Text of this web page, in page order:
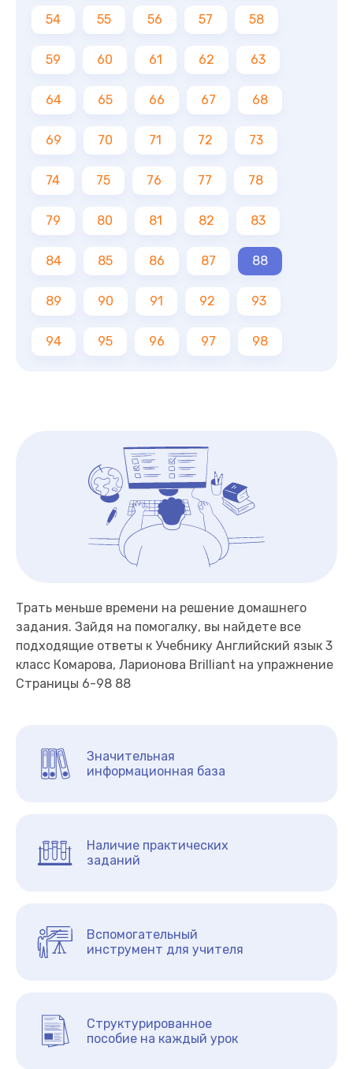
54 55 56 57 58
59 60 61 62 63
64 65 66 67 68
69 70 71 72 73
74 75 76 77 78
79 80 81 82 83
84 85 86 87 88
89 90 91 92 93
94 95 96 97 98
Трать меньше времени на решение домашнего
задания. Зайдя на помогалку, вы найдете все
подходящие ответы к Учебнику Английский язык 3
класс Комарова, Ларионова Brilliant на упражнение
Страницы 6-98 88
Значительная
информационная база
Наличие практических
заданий
Вспомогательный
инструмент для учителя
Структурированное
пособие на каждый урок